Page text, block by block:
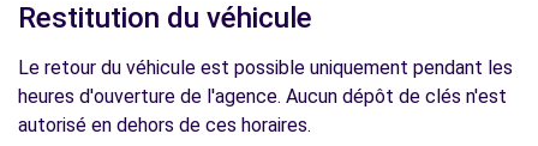
Restitution du véhicule
Le retour du véhicule est possible uniquement pendant les
heures d'ouverture de l'agence. Aucun dépôt de clés n'est
autorisé en dehors de ces horaires.